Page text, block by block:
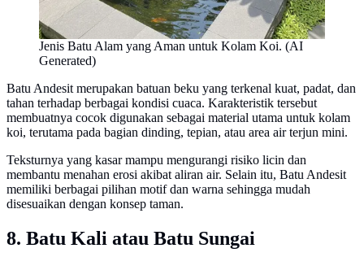
Jenis Batu Alam yang Aman untuk Kolam Koi. (AI
Generated)
Batu Andesit merupakan batuan beku yang terkenal kuat, padat, dan
tahan terhadap berbagai kondisi cuaca. Karakteristik tersebut
membuatnya cocok digunakan sebagai material utama untuk kolam
koi, terutama pada bagian dinding, tepian, atau area air terjun mini.
Teksturnya yang kasar mampu mengurangi risiko licin dan
membantu menahan erosi akibat aliran air. Selain itu, Batu Andesit
memiliki berbagai pilihan motif dan warna sehingga mudah
disesuaikan dengan konsep taman.
8. Batu Kali atau Batu Sungai